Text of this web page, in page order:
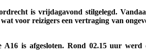
is vrijdagavond stilgelegd.
voor reizigers een vertraging van
is afgesloten. Rond 02.15 uur werd